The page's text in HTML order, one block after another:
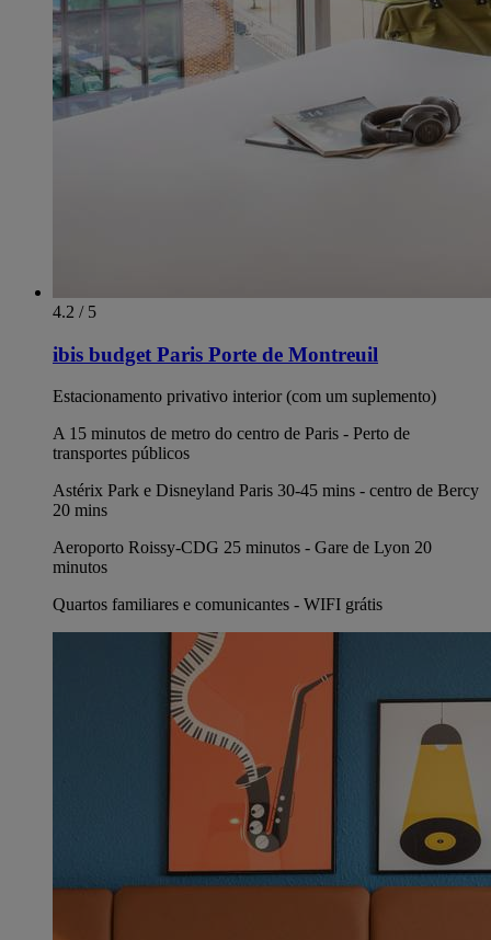
4.2 / 5
ibis budget Paris Porte de Montreuil
Estacionamento privativo interior (com um suplemento)
A 15 minutos de metro do centro de Paris - Perto de
transportes públicos
Astérix Park e Disneyland Paris 30-45 mins - centro de Bercy
20 mins
Aeroporto Roissy-CDG 25 minutos - Gare de Lyon 20
minutos
Quartos familiares e comunicantes - WIFI grátis